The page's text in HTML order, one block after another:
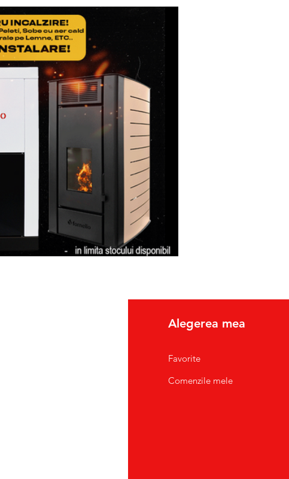
Alegerea mea
Favorite
Comenzile mele